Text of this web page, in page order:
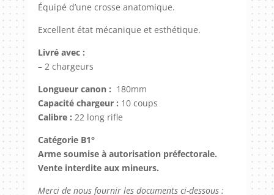
Équipé d’une crosse anatomique.
Excellent état mécanique et esthétique.
Livré avec :
– 2 chargeurs
Longueur canon : 180mm
Capacité chargeur : 10 coups
Calibre : 22 long rifle
Catégorie B1°
Arme soumise à autorisation préfectorale.
Vente interdite aux mineurs.
Merci de nous fournir les documents ci-dessous :